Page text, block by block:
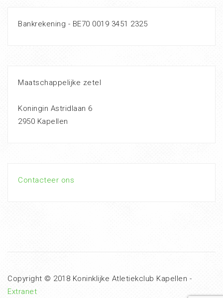
Bankrekening - BE70 0019 3451 2325
Maatschappelijke zetel
Koningin Astridlaan 6
2950 Kapellen
Contacteer ons
Copyright © 2018 Koninklijke Atletiekclub Kapellen -
Extranet